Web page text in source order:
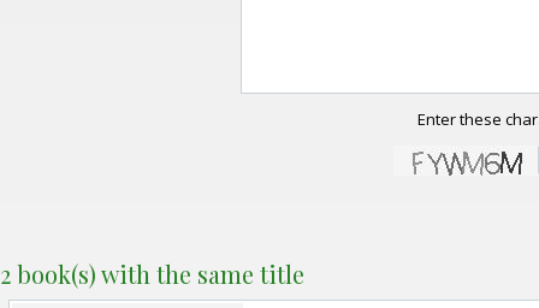
Enter these
2 book(s) with the same title